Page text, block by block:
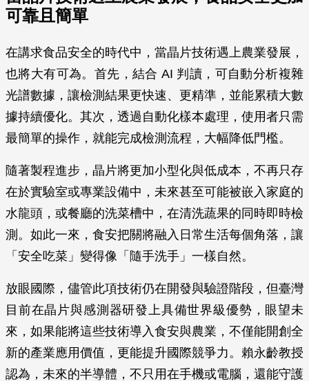
可靠且簡單
在講求食品安全的時代中，當晶片技術遇上農業發展，
也將大有可為。首先，結合 AI 判讀，可自動分析複雜
光譜數據，讓檢測結果更快速、更精準，並能累積大數
據持續優化。其次，透過自動化樣本處理，使用者只需
最簡單的操作，就能完成檢測流程，大幅降低門檻。
隨著製程進步，晶片將更加小型化與低成本，不再只存
在於實驗室或專業設備中，未來甚至可能被嵌入家庭的
水龍頭，或餐廳的洗菜槽中，在清洗蔬果的同時即時檢
測。如此一來，食安把關將融入日常生活每個角落，讓
「安全吃菜」變得像「隨手洗手」一樣自然。
放眼國際，儘管此項技術仍在開發與驗證階段，但臺灣
目前在晶片與感測器研發上具備世界級優勢，眼望未
來，如果能將這些技術導入食安與農業，不僅能開創全
新的產業應用價值，更能提升國際競爭力。賴永齡教授
認為，未來的半導體，不只用在手機或電腦，還能守護